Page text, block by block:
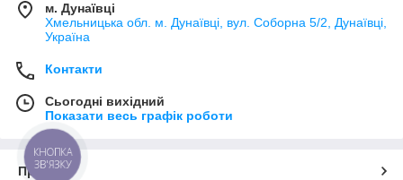
м. Дунаївці
Хмельницька обл. м. Дунаївці, вул. Соборна 5/2, Дунаївці,
Україна
Контакти
Сьогодні вихідний
Показати весь графік роботи
Про нас
КНОПКА
ЗВ'ЯЗКУ